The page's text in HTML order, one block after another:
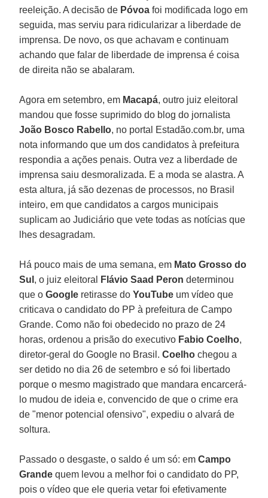
reeleição. A decisão de Póvoafoi modificada logo em
seguida, mas serviu para ridicularizar a liberdade de
imprensa. De novo, os que achavam e continuam
achando que falar de liberdade de imprensa é coisa
de direita não se abalaram.
Agora em setembro, em Macapá, outro juiz eleitoral
mandou que fosse suprimido do blog do jornalista
João Bosco Rabello, no portal Estadão.com.br, uma
nota informando que um dos candidatos à prefeitura
respondia a ações penais. Outra vez a liberdade de
imprensa saiu desmoralizada. E a moda se alastra. A
esta altura, já são dezenas de processos, no Brasil
inteiro, em que candidatos a cargos municipais
suplicam ao Judiciário que vete todas as notícias que
lhes desagradam.
Há pouco mais de uma semana, em Mato Grosso do
Sul , o juiz eleitoral Flávio Saad Peron determinou
que oGoogle retirasse doYouTube um vídeo que
criticava o candidato do PP à prefeitura de Campo
Grande. Como não foi obedecido no prazo de 24
horas, ordenou a prisão do executivo Fabio Coelho,
diretor-geral do Google no Brasil.Coelhochegou a
ser detido no dia 26 de setembro e só foi libertado
porque o mesmo magistrado que mandara encarcerá-
lo mudou de ideia e, convencido de que o crime era
de "menor potencial ofensivo", expediu o alvará de
soltura.
Passado o desgaste, o saldo é um só: emCampo
Grande quem levou a melhor foi o candidato do PP,
pois o vídeo que ele queria vetar foi efetivamente